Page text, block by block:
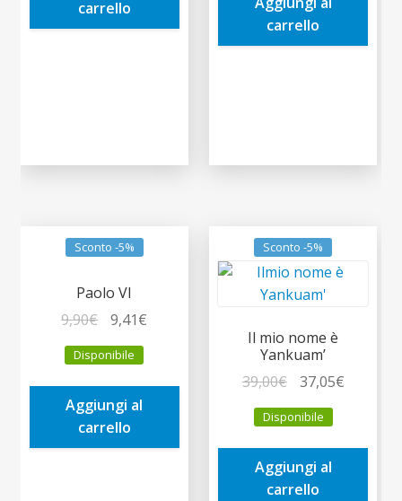
carrello 12,90€.
carrello
Sconto -5%
Paolo VI
9,90€
prezzo
originale
era:
9,90€.
9,41€
è:
Disponibile
Aggiungi al
carrello
Sconto -5%
Il mio nome è
Yankuam’
39,00€
prezzo
originale
era:
39,00€.
37,05€Il
è:
Disponibile
Aggiungi al
carrello